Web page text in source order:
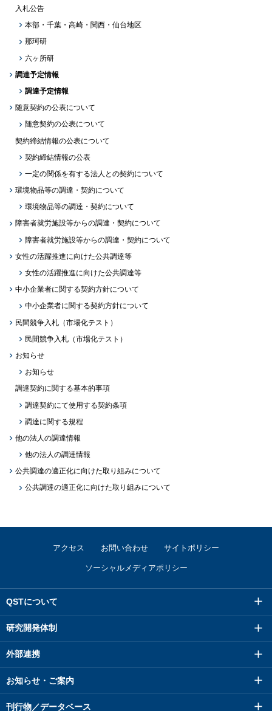
入札公告
本部・千葉・高崎・関西・仙台地区
那珂研
六ヶ所研
調達予定情報
調達予定情報
随意契約の公表について
随意契約の公表について
契約締結情報の公表について
契約締結情報の公表
一定の関係を有する法人との契約について
環境物品等の調達・契約について
環境物品等の調達・契約について
障害者就労施設等からの調達・契約について
障害者就労施設等からの調達・契約について
女性の活躍推進に向けた公共調達等
女性の活躍推進に向けた公共調達等
中小企業者に関する契約方針について
中小企業者に関する契約方針について
民間競争入札（市場化テスト）
民間競争入札（市場化テスト）
お知らせ
お知らせ
調達契約に関する基本的事項
調達契約にて使用する契約条項
調達に関する規程
他の法人の調達情報
他の法人の調達情報
公共調達の適正化に向けた取り組みについて
公共調達の適正化に向けた取り組みについて
アクセス お問い合わせ サイトポリシー
ソーシャルメディアポリシー
QSTについて
研究開発体制
外部連携
お知らせ・ご案内
刊行物／データベース